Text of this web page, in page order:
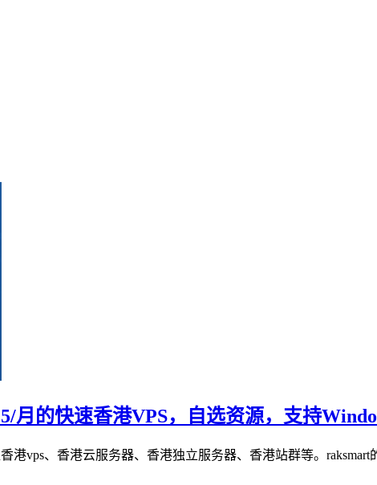
月的快速香港VPS，自选资源，支持
港vps、香港云服务器、香港独立服务器、香港站群等。